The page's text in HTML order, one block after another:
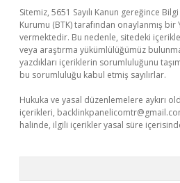
Sitemiz, 5651 Sayılı Kanun gereğince
Kurumu (BTK) tarafından onaylanmış bir
vermektedir. Bu nedenle, sitedeki
veya araştırma yükümlülüğümüz
yazdıkları içeriklerin sorumluluğunu
bu sorumluluğu kabul etmiş sayılırlar.
Hukuka ve yasal düzenlemelere aykırı
içerikleri,
halinde, ilgili içerikler yasal süre